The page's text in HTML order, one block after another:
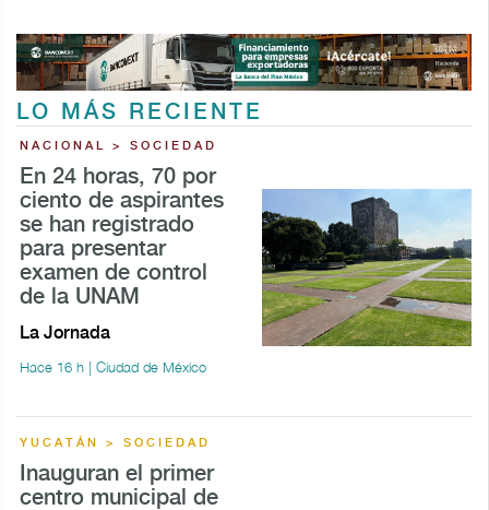
LO MÁS RECIENTE
NACIONAL > SOCIEDAD
En 24 horas, 70 por
ciento de aspirantes
se han registrado
para presentar
examen de control
de la UNAM
La Jornada
Hace 16 h | Ciudad de México
YUCATÁN > SOCIEDAD
Inauguran el primer
centro municipal de